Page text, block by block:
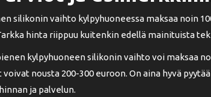
silikonin vaihto kylpyhuoneessa maksaa noin
hinta riippuu kuitenkin edellä mainituista
kylpyhuoneen silikonin vaihto voi maksaa
voivat nousta 200-300 euroon. On aina hyvä
ja palvelun.